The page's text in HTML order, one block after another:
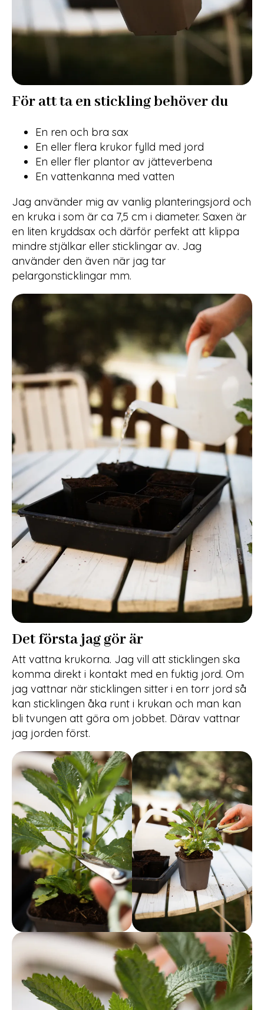
För att ta en stickling behöver du
En ren och bra sax
En eller flera krukor fylld med jord
En eller fler plantor av jätteverbena
En vattenkanna med vatten
Jag använder mig av vanlig planteringsjord och
en kruka i som är ca 7,5 cm i diameter. Saxen är
en liten kryddsax och därför perfekt att klippa
mindre stjälkar eller sticklingar av. Jag
använder den även när jag tar
pelargonsticklingar mm.
Det första jag gör är
Att vattna krukorna. Jag vill att sticklingen ska
komma direkt i kontakt med en fuktig jord. Om
jag vattnar när sticklingen sitter i en torr jord så
kan sticklingen åka runt i krukan och man kan
bli tvungen att göra om jobbet. Därav vattnar
jag jorden först.